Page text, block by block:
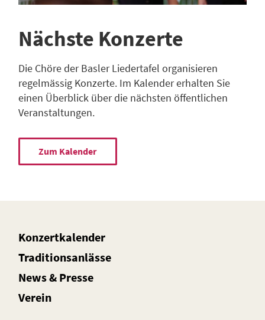
Nächste Konzerte
Die Chöre der Basler Liedertafel organisieren
regelmässig Konzerte. Im Kalender erhalten Sie
einen Überblick über die nächsten öffentlichen
Veranstaltungen.
Zum Kalender
Konzertkalender
Traditionsanlässe
News& Presse
Verein